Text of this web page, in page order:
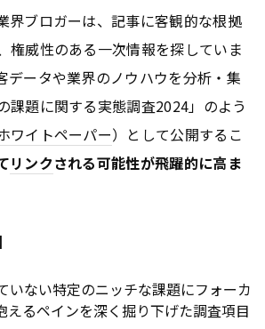
界ブロガーは、記事に客観的な根拠
権威性のある一次情報を探していま
データや業界のノウハウを分析・集
課題に関する実態調査2024」のよう
ワイトペーパー）として公開するこ
リンクされる可能性が飛躍的に高ま
いない特定のニッチな課題にフォーカ
えるペインを深く掘り下げた調査項目